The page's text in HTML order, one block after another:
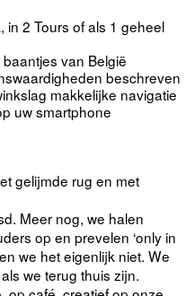
in 2 Tours of als 1 geheel
van België
beschreven
makkelijke navigatie
uw smartphone
gelijmde rug en met
Meer nog, we halen
op en prevelen ‘only in
we het eigenlijk niet. We
we terug thuis zijn.